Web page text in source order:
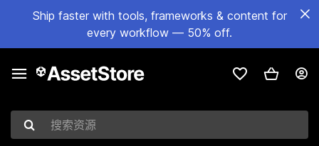
Ship faster with tools, frameworks & content for
every workflow — 50% off.
搜索资源